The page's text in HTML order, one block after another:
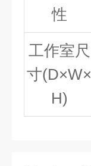
性
工作室尺
寸(D×W×
H)